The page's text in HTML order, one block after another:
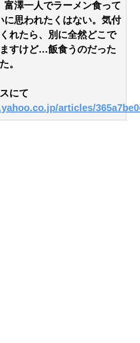
富澤一人でラーメン食って
に思われたくはない。気付
れたら、別に全然どこで
すけど…飯食うのだった
。
にて
articles/